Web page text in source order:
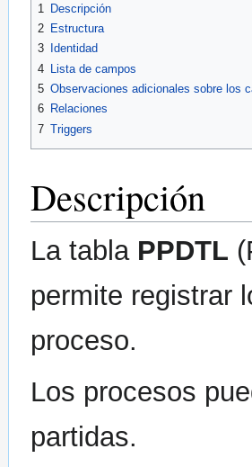
1
Descripción
2 Estructura
3
Identidad
4 Lista de campos
5 Observaciones adicionales sobre los
6 Relaciones
7 Triggers
Descripción
La tabla PPDTL
permite registrar
proceso.
Los procesos
partidas.